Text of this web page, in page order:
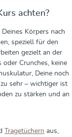
achten?
Körpers nach
speziell für den
gezielt an der
Crunches, keine
Deine noch
sehr – wichtiger ist
zu stärken und an
Tragetüchern aus,